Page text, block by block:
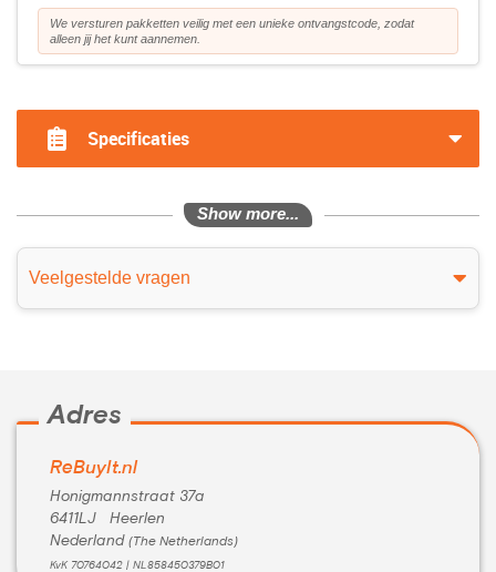
We versturen pakketten veilig met een unieke ontvangstcode, zodat
alleen jij het kunt aannemen.
Specificaties
Show more...
Veelgestelde vragen
Adres
ReBuyIt.nl
Honigmannstraat 37a
6411LJ Heerlen
Nederland (The Netherlands)
KvK 70764042 | NL858450379B01